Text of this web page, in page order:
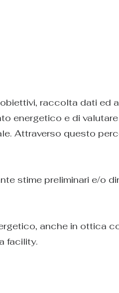
raccolta dati ed
energetico e di
Attraverso questo
stime preliminari e/o
anche in ottica
facility.